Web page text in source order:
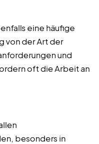
eine häufige
von der Art der
und
oft die Arbeit an
besonders in